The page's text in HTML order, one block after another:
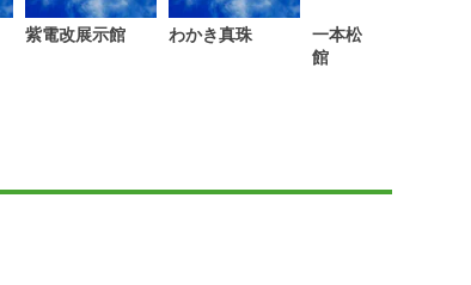
紫電改展示館 わかき真珠
一本松郷土資料
館